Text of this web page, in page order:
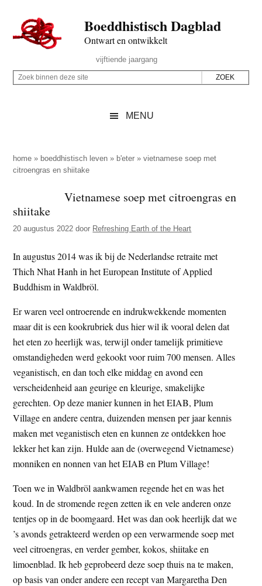
naar
de
inhoud
secondary
naar
de
sidebar
naar
de
Boeddhistisch Dagblad
Ontwart en ontwikkelt
Rechts
vijftiende jaargang
Z
p
d
z
e
i
t
e
Z
i
n
n
d
z
e
s
i
e
MENU
home » boeddhistisch leven » b'eter »vietnamese soep met
citroengras en shiitake
Vietnamese soep met citroengras en
shiitake
20 augustus 2022 door Refreshing Earth of the Heart
In augustus 2014 was ik bij de Nederlandse retraite met
Thich Nhat Hanh in het European Institute of Applied
Buddhism in Waldbröl.
Er waren veel ontroerende en indrukwekkende momenten
maar dit is een kookrubriek dus hier wil ik vooral delen dat
het eten zo heerlijk was, terwijl onder tamelijk primitieve
omstandigheden werd gekookt voor ruim 700 mensen. Alles
veganistisch, en dan toch elke middag en avond een
verscheidenheid aan geurige en kleurige, smakelijke
gerechten. Op deze manier kunnen in het EIAB, Plum
Village en andere centra, duizenden mensen per jaar kennis
maken met veganistisch eten en kunnen ze ontdekken hoe
lekker het kan zijn. Hulde aan de (overwegend Vietnamese)
monniken en nonnen van het EIAB en Plum Village!
Toen we in Waldbröl aankwamen regende het en was het
koud. In de stromende regen zetten ik en vele anderen onze
tentjes op in de boomgaard. Het was dan ook heerlijk dat we
’s avonds getrakteerd werden op een verwarmende soep met
veel citroengras, en verder gember, kokos, shiitake en
limoenblad. Ik heb geprobeerd deze soep thuis na te maken,
op basis van onder andere een recept van Margaretha Den